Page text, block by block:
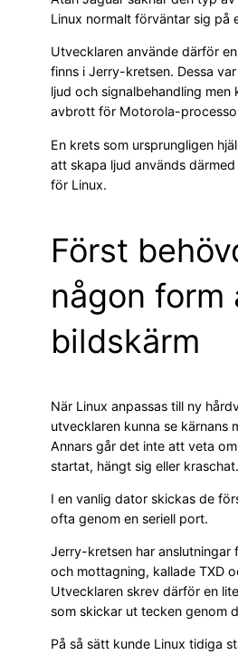
Linux normalt förväntar sig på
Utvecklaren använde därför
finns i Jerry-kretsen. Dessa
ljud och signalbehandling men
avbrott för Motorola-
En krets som ursprungligen
att skapa ljud används
för Linux.
Först
någon form
bildskärm
När Linux anpassas till ny
utvecklaren kunna se kärnans
Annars går det inte att veta
startat, hängt sig eller kraschat.
I en vanlig dator skickas de
ofta genom en seriell port.
Jerry-kretsen har anslutningar
och mottagning, kallade TXD
Utvecklaren skrev därför en
som skickar ut tecken genom
På så sätt kunde Linux tidiga